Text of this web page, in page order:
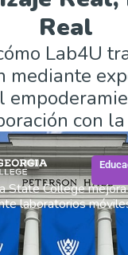
Real
Lab4U
mediante
con
State College
laboratorios